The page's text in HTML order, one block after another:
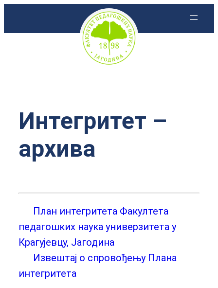
Интегритет –
архива
План интегритета Факултета
педагошких наука универзитета у
Крагујевцу, Јагодина
Извештај о спровођењу Плана
интегритета